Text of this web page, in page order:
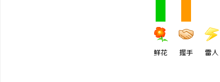
鲜花 握手 雷人